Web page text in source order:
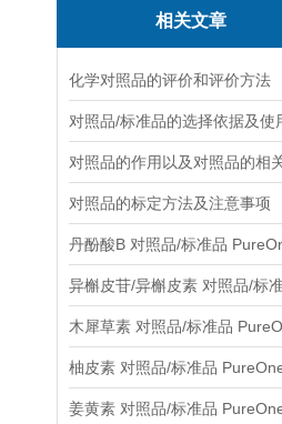
相关文章
化学对照品的评价和评价方法
对照品的标定方法及注意事项